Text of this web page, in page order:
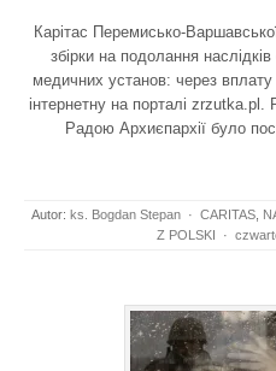
Карітас Перемисько-
збірки на подолання
медичних установ: через вплату
інтернетну на порталі
Радою Архиєпархії було
Autor: ks. Bogdan Stepan · CARITAS
Z POLSKI
·